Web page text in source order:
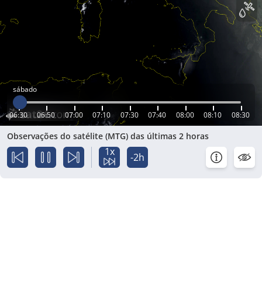
sábado
06:30 06:50 07:00 07:10 07:30 07:40 08:00 08:10 08:30
Observações do satélite (MTG) das últimas 2 horas
1x -2h